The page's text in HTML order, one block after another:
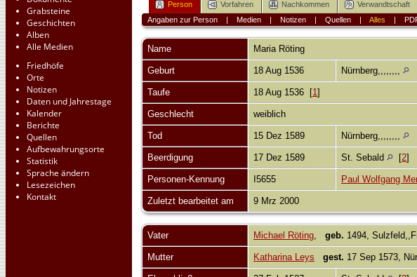
Grabsteine
Geschichten
Alben
Alle Medien
Friedhöfe
Orte
Notizen
Daten und Jahrestage
Kalender
Berichte
Quellen
Aufbewahrungsorte
Statistik
Sprache ändern
Lesezeichen
Kontakt
Person Vorfahren Nachkommen Verwandtschaft
Angaben zur Person| Medien| Notizen| Quellen| Alles |
Name Maria Röting
Geburt 18 Aug 1536 Nürnberg,,,,,,,,
Taufe 18 Aug 1536 [1]
Geschlecht weiblich
Tod 15 Dez 1589 Nürnberg,,,,,,,,
Beerdigung 17 Dez 1589 St. Sebald [2]
Personen-Kennung I5655 Paul Wolfgang
Zuletzt bearbeitet am 9 Mrz 2000
Vater Michael Röting, geb. 1494,
Mutter Katharina Leys gest. 17 Sep 1573,